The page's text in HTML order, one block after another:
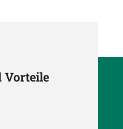
Vorteile